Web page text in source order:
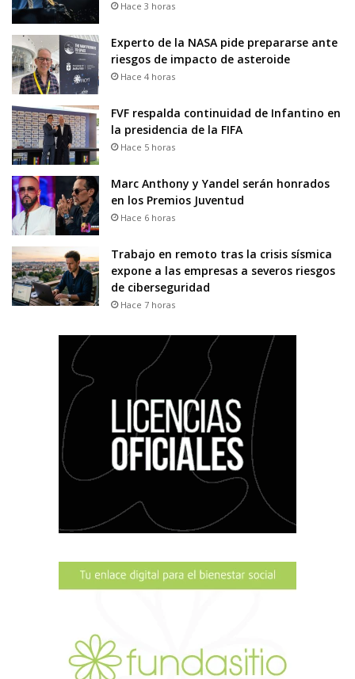
Hace 3 horas
Experto de la NASA pide prepararse ante
riesgos de impacto de asteroide
Hace 4 horas
FVF respalda continuidad de Infantino en
la presidencia de la FIFA
Hace 5 horas
Marc Anthony y Yandel serán honrados
en los Premios Juventud
Hace 6 horas
Trabajo en remoto tras la crisis sísmica
expone a las empresas a severos riesgos
de ciberseguridad
Hace 7 horas